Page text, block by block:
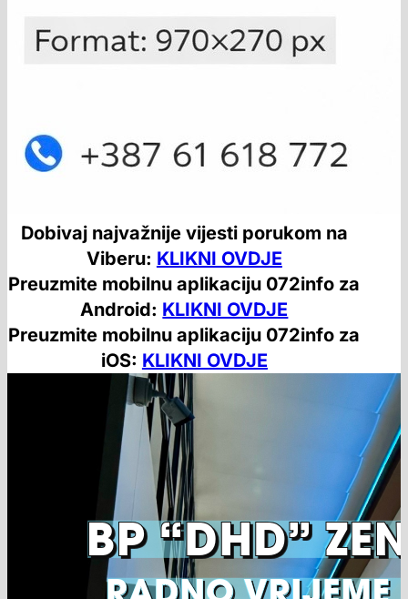
Dobivaj najvažnije vijesti porukom na
Viberu: KLIKNI OVDJE
Preuzmite mobilnu aplikaciju 072info za
Android: KLIKNI OVDJE
Preuzmite mobilnu aplikaciju 072info za
iOS: KLIKNI OVDJE